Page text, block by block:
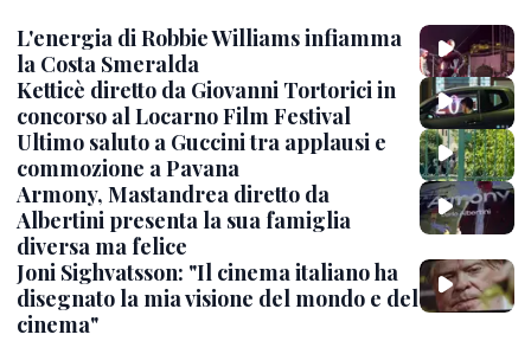
L'energia di Robbie Williams infiamma
la Costa Smeralda
Ketticè diretto da Giovanni Tortorici in
concorso al Locarno Film Festival
Ultimo saluto a Guccini tra applausi e
commozione a Pavana
Armony, Mastandrea diretto da
Albertini presenta la sua famiglia
diversa ma felice
Joni Sighvatsson: "Il cinema italiano ha
disegnato la mia visione del mondo e del
cinema"